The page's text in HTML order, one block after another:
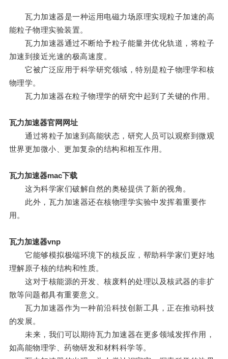
瓦力加速器是一种运用电磁力场原理实现粒子加速的高
能粒子物理实验装置。
瓦力加速器通过不断给予粒子能量并优化轨道，将粒子
加速到接近光速的极高速度。
它被广泛应用于科学研究领域，特别是粒子物理学和核
物理学。
瓦力加速器在粒子物理学的研究中起到了关键的作用。
瓦力加速器官网网址
通过将粒子加速到高能状态，研究人员可以观察到微观
世界更加微小、更加复杂的结构和相互作用。
瓦力加速器mac下载
这为科学家们破解自然的奥秘提供了新的视角。
此外，瓦力加速器还在核物理学实验中发挥着重要作
用。
瓦力加速器vnp
它能够模拟极端环境下的核反应，帮助科学家们更好地
理解原子核的结构和性质。
这对于核能源的开发、核废料的处理以及核武器的非扩
散等问题都具有重要意义。
瓦力加速器作为一种前沿科技创新工具，正在推动科技
的发展。
未来，我们可以期待瓦力加速器在更多领域发挥作用，
如高能物理学、药物研发和材料科学等。